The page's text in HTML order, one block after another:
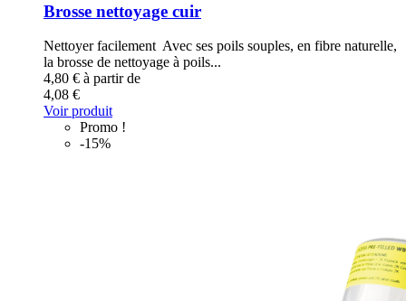
Brosse nettoyage cuir
Nettoyer facilement Avec ses poils souples, en fibre naturelle,
la brosse de nettoyage à poils...
4,80 € à partir de
4,08 €
Voir produit
Promo !
-15%